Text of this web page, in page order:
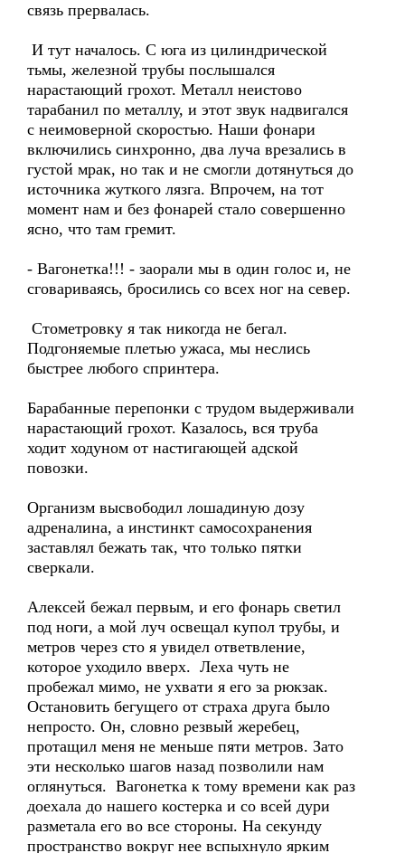
связь прервалась.
И тут началось. С юга из цилиндрической
тьмы, железной трубы послышался
нарастающий грохот. Металл неистово
тарабанил по металлу, и этот звук надвигался
с неимоверной скоростью. Наши фонари
включились синхронно, два луча врезались в
густой мрак, но так и не смогли дотянуться до
источника жуткого лязга. Впрочем, на тот
момент нам и без фонарей стало совершенно
ясно, что там гремит.
- Вагонетка!!! - заорали мы в один голос и, не
сговариваясь, бросились со всех ног на север.
Стометровку я так никогда не бегал.
Подгоняемые плетью ужаса, мы неслись
быстрее любого спринтера.
Барабанные перепонки с трудом выдерживали
нарастающий грохот. Казалось, вся труба
ходит ходуном от настигающей адской
повозки.
Организм высвободил лошадиную дозу
адреналина, а инстинкт самосохранения
заставлял бежать так, что только пятки
сверкали.
Алексей бежал первым, и его фонарь светил
под ноги, а мой луч освещал купол трубы, и
метров через сто я увидел ответвление,
которое уходило вверх. Леха чуть не
пробежал мимо, не ухвати я его за рюкзак.
Остановить бегущего от страха друга было
непросто. Он, словно резвый жеребец,
протащил меня не меньше пяти метров. Зато
эти несколько шагов назад позволили нам
оглянуться. Вагонетка к тому времени как раз
доехала до нашего костерка и со всей дури
разметала его во все стороны. На секунду
пространство вокруг нее вспыхнуло ярким